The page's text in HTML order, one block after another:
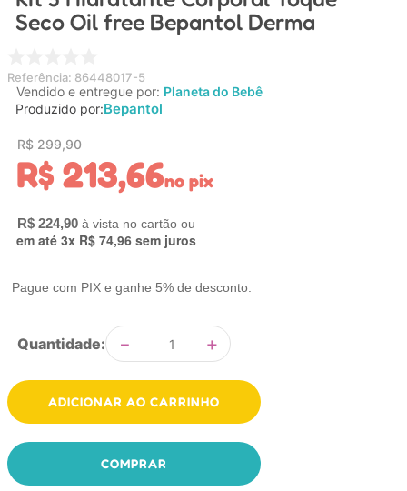
Seco Oil free Bepantol Derma
Referência: 86448017-5
Vendido e entregue por: Planeta do Bebê
Produzido por:Bepantol
R$ 299,90
R$ 213,66no pix
R$ 224,90
em até 3x R$ 74,96 sem juros
Pague com PIX e ganhe 5% de desconto.
Quantidade ＋
－
ADICIONAR AO CARRINHO
COMPRAR
6º
nuk
8º
mamadeira
brinquedo banho
10º carro eletrico